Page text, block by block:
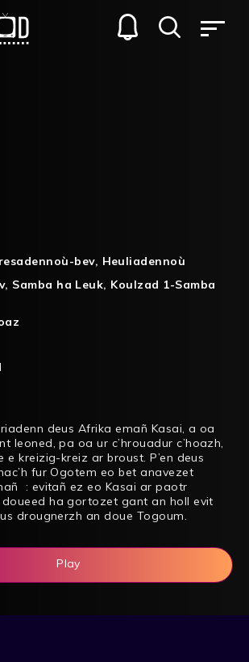
bev, Heuliadennoù
, Samba ha Leuk, Koulzad 1-Samba
deus Afrika emañ Kasai, a oa
leoned, pa oa ur c’hrouadur c’hoazh,
kreizig-kreiz ar broust. P’en deus
fur Ogotem eo bet anavezet
: evitañ ez eo Kasai ar paotr
ha gortozet gant an holl evit
drougnerzh an doue Togoum.
Play